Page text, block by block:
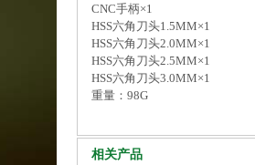
CNC手柄×1
HSS六角刀头1.5MM×1
HSS六角刀头2.0MM×1
HSS六角刀头2.5MM×1
HSS六角刀头3.0MM×1
重量：98G
相关产品